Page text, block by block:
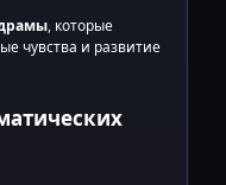
, которые
чувства и развитие